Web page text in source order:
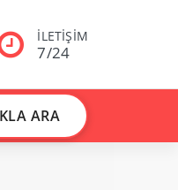
İLETİŞİM
7/24
ARA